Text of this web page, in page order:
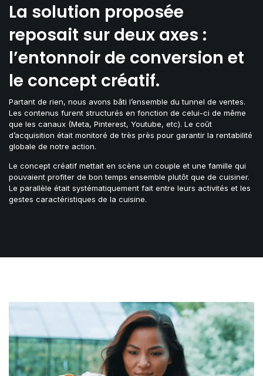
La solution proposée
reposait sur deux axes :
l’entonnoir de conversion et
le concept créatif.
Partant de rien, nous avons bâti l’ensemble du tunnel de ventes.
Les contenus furent structurés en fonction de celui-ci de même
que les canaux (Meta, Pinterest, Youtube, etc). Le coût
d’acquisition était monitoré de très près pour garantir la rentabilité
globale de notre action.
Le concept créatif mettait en scène un couple et une famille qui
pouvaient profiter de bon temps ensemble plutôt que de cuisiner.
Le parallèle était systématiquement fait entre leurs activités et les
gestes caractéristiques de la cuisine.